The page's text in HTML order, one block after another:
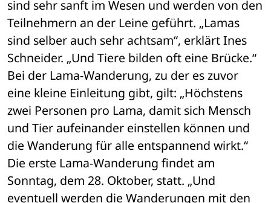
sind sehr sanft im Wesen und werden von den
Teilnehmern an der Leine geführt. „Lamas
sind selber auch sehr achtsam“, erklärt Ines
Schneider. „Und Tiere bilden oft eine Brücke.“
Bei der Lama-Wanderung, zu der es zuvor
eine kleine Einleitung gibt, gilt: „Höchstens
zwei Personen pro Lama, damit sich Mensch
und Tier aufeinander einstellen können und
die Wanderung für alle entspannend wirkt.“
Die erste Lama-Wanderung findet am
Sonntag, dem 28. Oktober, statt. „Und
eventuell werden die Wanderungen mit den